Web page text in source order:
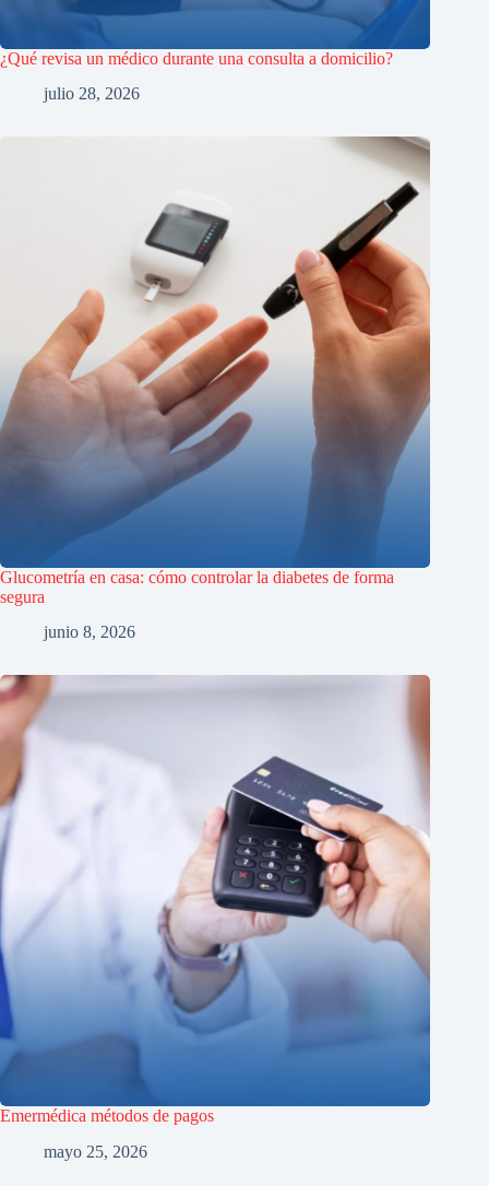
¿Qué revisa un médico durante una consulta a domicilio?
julio 28, 2026
Glucometría en casa: cómo controlar la diabetes de forma
segura
junio 8, 2026
Emermédica métodos de pagos
mayo 25, 2026